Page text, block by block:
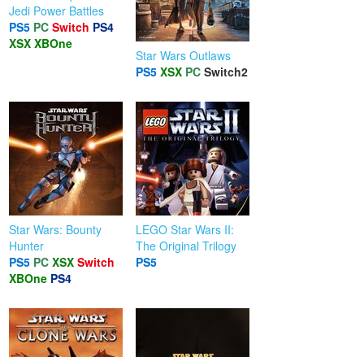
Jedi Power Battles
PS5 PC Switch PS4
XSX XBOne
Star Wars Outlaws
PS5 XSX PC Switch2
Star Wars: Bounty
Hunter
PS5 PC XSX Switch
XBOne PS4
LEGO Star Wars II:
The Original Trilogy
PS5